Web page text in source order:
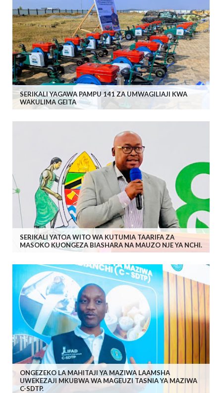
SERIKALI YAGAWA PAMPU 141 ZA UMWAGILIAJI KWA
WAKULIMA GEITA
SERIKALI YATOA WITO WA KUTUMIA TAARIFA ZA
MASOKO KUONGEZA BIASHARA NA MAUZO NJE YA NCHI.
ONGEZEKO LA MAHITAJI YA MAZIWA LAAMSHA
UWEKEZAJI MKUBWA WA MAGEUZI TASNIA YA MAZIWA
C-SDTP.